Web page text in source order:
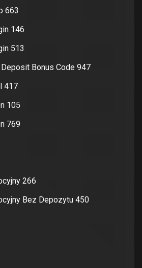
663
146
513
Bonus Code 947
417
105
769
266
Bez Depozytu 450